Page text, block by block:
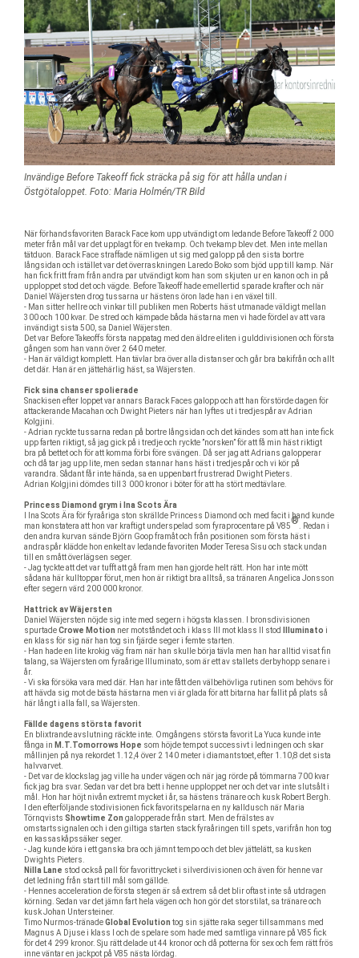
Invändige Before Takeoff fick sträcka på sig för att hålla undan i
Östgötaloppet. Foto: Maria Holmén/TR Bild
När förhandsfavoriten Barack Face kom upp utvändigt om ledande Before Takeoff 2 000
meter från mål var det upplagt för en tvekamp. Och tvekamp blev det. Men inte mellan
tätduon. Barack Face straffade nämligen ut sig med galopp på den sista bortre
långsidan och istället var det överraskningen Laredo Boko som bjöd upp till kamp. När
han fick fritt fram från andra par utvändigt kom han som skjuten ur en kanon och in på
upploppet stod det och vägde. Before Takeoff hade emellertid sparade krafter och när
Daniel Wäjersten drog tussarna ur hästens öron lade han i en växel till.
- Man sitter hellre och vinkar till publiken men Roberts häst utmanade väldigt mellan
300 och 100 kvar. De stred och kämpade båda hästarna men vi hade fördel av att vara
invändigt sista 500, sa Daniel Wäjersten.
Det var Before Takeoffs första nappatag med den äldre eliten i gulddivisionen och första
gången som han vann över 2 640 meter.
- Han är väldigt komplett. Han tävlar bra över alla distanser och går bra bakifrån och allt
det där. Han är en jättehärlig häst, sa Wäjersten.
Fick sina chanser spolierade
Snackisen efter loppet var annars Barack Faces galopp och att han förstörde dagen för
attackerande Macahan och Dwight Pieters när han lyftes ut i tredjespår av Adrian
Kolgjini.
- Adrian ryckte tussarna redan på bortre långsidan och det kändes som att han inte fick
upp farten riktigt, så jag gick på i tredje och ryckte ”norsken” för att få min häst riktigt
bra på bettet och för att komma förbi före svängen. Då ser jag att Adrians galopperar
och då tar jag upp lite, men sedan stannar hans häst i tredjespår och vi kör på
varandra. Sådant får inte hända, sa en uppenbart frustrerad Dwight Pieters.
Adrian Kolgjini dömdes till 3 000 kronor i böter för att ha stört medtävlare.
Princess Diamond grym i Ina Scots Ära
I Ina Scots Ära för fyraåriga ston skrällde Princess Diamond och med facit i hand kunde
man konstatera att hon var kraftigt underspelad som fyraprocentare på V85®
® . Redan i
den andra kurvan sände Björn Goop framåt och från positionen som första häst i
andraspår klädde hon enkelt av ledande favoriten Moder Teresa Sisu och stack undan
till en smått överlägsen seger.
- Jag tyckte att det var tufft att gå fram men han gjorde helt rätt. Hon har inte mött
sådana här kulltoppar förut, men hon är riktigt bra alltså, sa tränaren Angelica Jonsson
efter segern värd 200 000 kronor.
Hattrick av Wäjersten
Daniel Wäjersten nöjde sig inte med segern i högsta klassen. I bronsdivisionen
spurtadeCrowe Motion ner motståndet och i klass III mot klass II stod Illuminato i
en klass för sig när han tog sin fjärde seger i femte starten.
- Han hade en lite krokig väg fram när han skulle börja tävla men han har alltid visat fin
talang, sa Wäjersten om fyraårige Illuminato, som är ett av stallets derbyhopp senare i
år.
- Vi ska försöka vara med där. Han har inte fått den välbehövliga rutinen som behövs för
att hävda sig mot de bästa hästarna men vi är glada för att bitarna har fallit på plats så
här långt i alla fall, sa Wäjersten.
Fällde dagens största favorit
En blixtrande avslutning räckte inte. Omgångens största favorit La Yuca kunde inte
fånga in M.T.Tomorrows Hope som höjde tempot successivt i ledningen och skar
mållinjen på nya rekordet 1.12,4 över 2 140 meter i diamantstoet, efter 1.10,8 det sista
halvvarvet.
- Det var de klockslag jag ville ha under vägen och när jag rörde på tömmarna 700 kvar
fick jag bra svar. Sedan var det bra bett i henne upploppet ner och det var inte slutsålt i
mål. Hon har höjt nivån extremt mycket i år, sa hästens tränare och kusk Robert Bergh.
I den efterföljande stodivisionen fick favoritspelarna en ny kalldusch när Maria
Törnqvists Showtime Zon galopperade från start. Men de frälstes av
omstartssignalen och i den giltiga starten stack fyraåringen till spets, varifrån hon tog
en kassaskåpssäker seger.
- Jag kunde köra i ett ganska bra och jämnt tempo och det blev jättelätt, sa kusken
Dwights Pieters.
Nilla Lane stod också pall för favorittrycket i silverdivisionen och även för henne var
det ledning från start till mål som gällde.
- Hennes acceleration de första stegen är så extrem så det blir oftast inte så utdragen
körning. Sedan var det jämn fart hela vägen och hon gör det storstilat, sa tränare och
kusk Johan Untersteiner.
Timo Nurmos-tränadeGlobal Evolution tog sin sjätte raka seger tillsammans med
Magnus A Djuse i klass I och de spelare som hade med samtliga vinnare på V85 fick
för det 4 299 kronor. Sju rätt delade ut 44 kronor och då potterna för sex och fem rätt frös
inne väntar en jackpot på V85 nästa lördag.